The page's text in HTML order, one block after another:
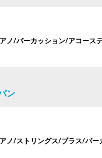
ノ/パーカッション/アコース
ン
ノ/ストリングス/ブラス/パー